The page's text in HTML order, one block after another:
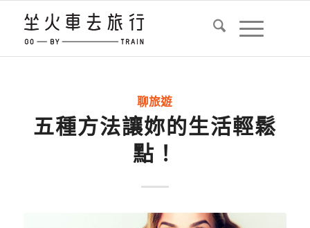
聊旅遊
五種方法讓妳的生活輕鬆
點！